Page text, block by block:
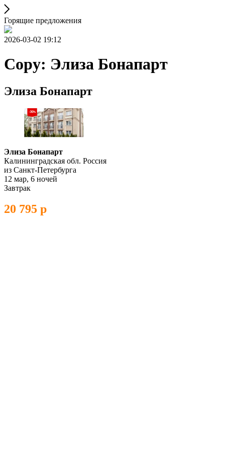
Горящие предложения
2026-03-02 19:12
Copy: Элиза Бонапарт
Элиза Бонапарт
Элиза Бонапарт
Калининградская обл. Россия
из Санкт-Петербурга
12 мар, 6 ночей
Завтрак
20 795 р